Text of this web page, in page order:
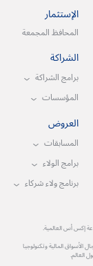
الإستثمار
المحافظ المجمعة
الشراكة
برامج الشراكة
المؤسسات
العروض
المسابقات
برامج الولاء
برنامج ولاء شركاء
المالية وتكنولوجيا
العالم.